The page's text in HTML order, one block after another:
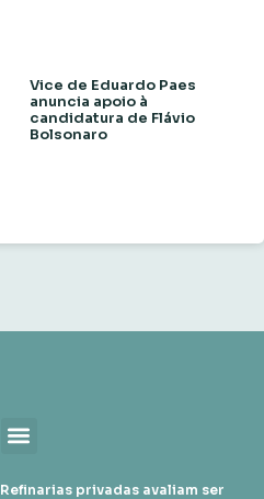
Vice de Eduardo Paes
anuncia apoio à
candidatura de Flávio
Bolsonaro
Refinarias privadas avaliam ser